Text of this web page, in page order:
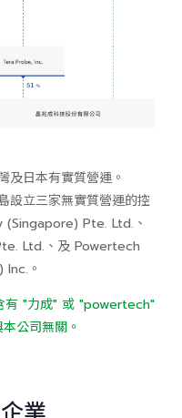
及日本有實質營運。
設立三家無實質營運的控
Pte. Ltd.、
Ltd.、及 Powertech
。
有 "力成" 或 "powertech"
公司無關。